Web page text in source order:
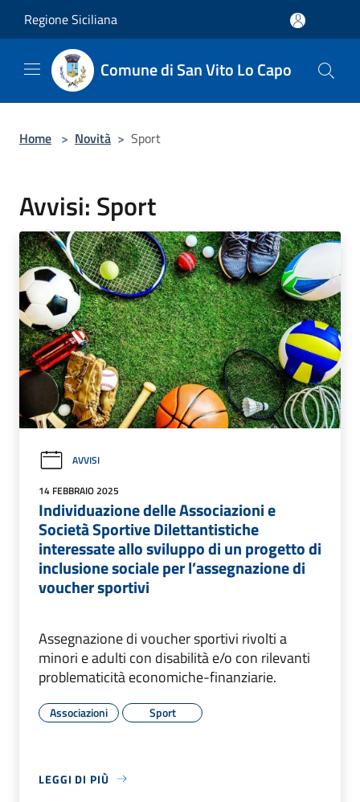
Regione Siciliana
Comune di San Vito Lo Capo
Home > Novità > Sport
Avvisi: Sport
AVVISI
14 FEBBRAIO 2025
Individuazione delle Associazioni e
Società Sportive Dilettantistiche
interessate allo sviluppo di un progetto di
inclusione sociale per l’assegnazione di
voucher sportivi
Assegnazione di voucher sportivi rivolti a
minori e adulti con disabilità e/o con rilevanti
problematicità economiche-finanziarie.
Associazioni Sport
LEGGI DI PIÙ